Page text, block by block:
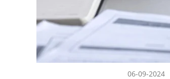
06-09-2024